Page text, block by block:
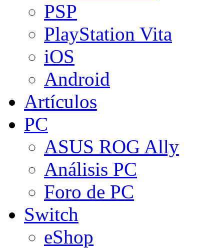
PSP
PlayStation Vita
iOS
Android
Artículos
PC
ASUS ROG Ally
Análisis PC
Foro de PC
Switch
eShop